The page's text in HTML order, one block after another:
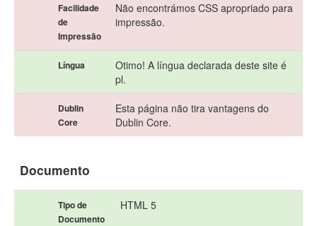
Facilidade
de
Impressão
Não encontrámos CSS apropriado para
impressão.
Língua
Otimo! A língua declarada deste site é
pl.
Dublin
Core
Esta página não tira vantagens do
Dublin Core.
Documento
Tipo de
Documento
HTML 5